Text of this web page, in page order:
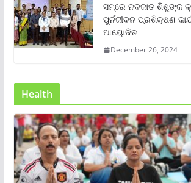
ସମ୍‌ରେ ନବଜାତ ଶିଶୁଙ୍କ
ପୁର୍ନଜୀବନ ପ୍ରଶିକ୍ଷଣ
ଆୟୋଜିତ
December 26, 2024
Health